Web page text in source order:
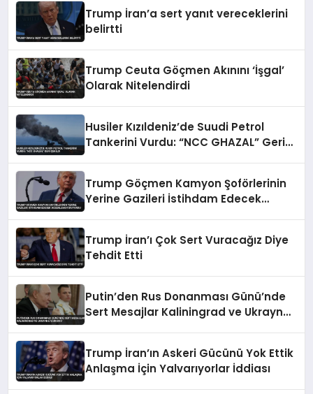
Trump İran’a sert yanıt vereceklerini
belirtti
Trump Ceuta Göçmen Akınını ‘İşgal’
Olarak Nitelendirdi
Husiler Kızıldeniz’de Suudi Petrol
Tankerini Vurdu: “NCC GHAZAL” Geri
Trump Göçmen Kamyon Şoförlerinin
Yerine Gazileri İstihdam Edecek
Trump İran’ı Çok Sert Vuracağız Diye
Tehdit Etti
Putin’den Rus Donanması Günü’nde
Sert Mesajlar Kaliningrad ve Ukrayna
Trump İran’ın Askeri Gücünü Yok Ettik
Anlaşma İçin Yalvarıyorlar İddiası